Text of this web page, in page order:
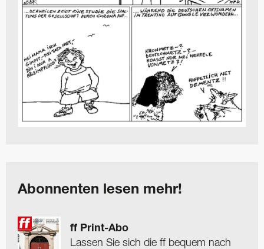
Abonnenten lesen mehr!
ff Print-Abo
Lassen Sie sich die ff bequem nach